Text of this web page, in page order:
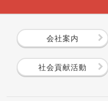
会社案内
社会貢献活動